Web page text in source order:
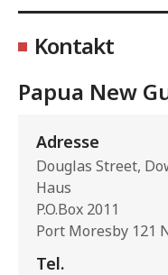
Kontakt
Papua New
Adresse
Douglas Street,
Haus
P.O.Box 2011
Port Moresby 121
Tel.